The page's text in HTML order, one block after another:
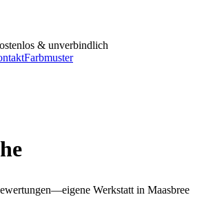
& unverbindlich
Farbmuster
—eigene Werkstatt in Maasbree